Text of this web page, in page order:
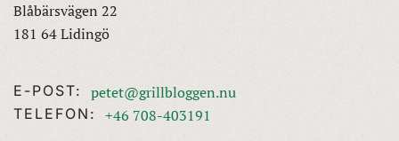
Blåbärsvägen 22
181 64 Lidingö
E-POST: petet@grillbloggen.nu
TELEFON: +46 708-403191